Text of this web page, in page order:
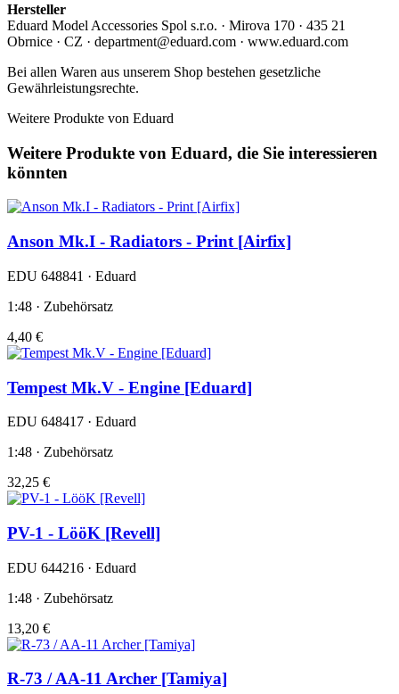
Hersteller
Eduard Model Accessories Spol s.r.o. · Mirova 170 · 435 21
Obrnice · CZ · department@eduard.com · www.eduard.com
Bei allen Waren aus unserem Shop bestehen gesetzliche
Gewährleistungsrechte.
Weitere Produkte von Eduard
Weitere Produkte von Eduard, die Sie interessieren
könnten
Anson Mk.I - Radiators - Print [Airfix]
EDU 648841 · Eduard
1:48 · Zubehörsatz
4,40 €
Tempest Mk.V - Engine [Eduard]
EDU 648417 · Eduard
1:48 · Zubehörsatz
32,25 €
PV-1 - LööK [Revell]
EDU 644216 · Eduard
1:48 · Zubehörsatz
13,20 €
R-73 / AA-11 Archer [Tamiya]